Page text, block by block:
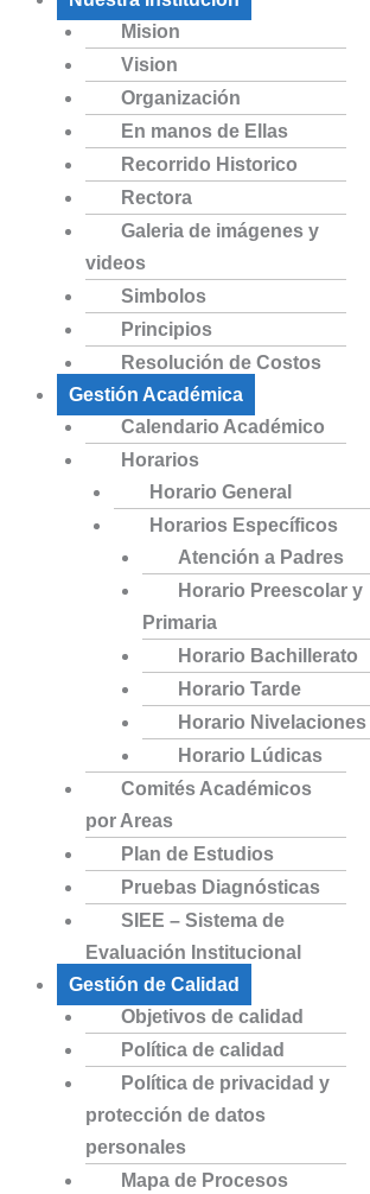
Mision
Vision
Organización
En manos de Ellas
Recorrido Historico
Rectora
Galeria de imágenes y
videos
Simbolos
Principios
Resolución de Costos
Gestión Académica
Calendario Académico
Horarios
Horario General
Horarios Específicos
Atención a Padres
Horario Preescolar y
Primaria
Horario Bachillerato
Horario Tarde
Horario Nivelaciones
Horario Lúdicas
Comités Académicos
por Areas
Plan de Estudios
Pruebas Diagnósticas
SIEE – Sistema de
Evaluación Institucional
Gestión de Calidad
Objetivos de calidad
Política de calidad
Política de privacidad y
protección de datos
personales
Mapa de Procesos